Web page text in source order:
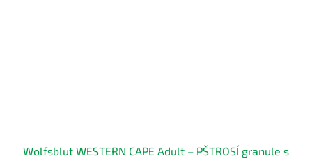
Wolfsblut WESTERN CAPE Adult – PŠTROSÍ granule s